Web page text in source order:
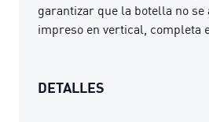
garantizar que la botella no se
impreso en vertical, completa
DETALLES